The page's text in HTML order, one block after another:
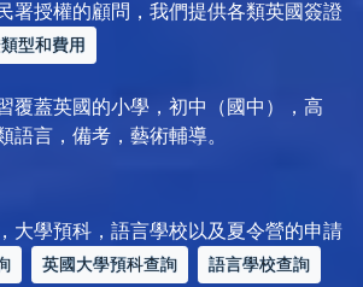
署授權的顧問，我們提供各類英國簽證
型和費用
覆蓋英國的小學，初中（國中），高
語言，備考，藝術輔導。
大學預科，語言學校以及夏令營的申請
英國大學預科查詢 語言學校查詢